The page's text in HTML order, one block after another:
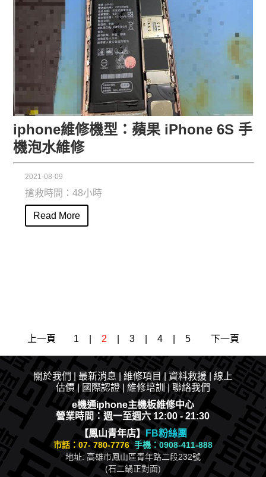
iphone維修機型：蘋果 iPhone 6S 手
機泡水維修
2021-08-09
搶救時間：48小時
Read More
上一頁 1 2 3 4 5 下一頁
關於我們|最新消息 |​維修項目|資料救援|線上
估價|國際認證| 維修培訓|聯絡我們
e機通iphone主機板維修中心
營業時間：週一至週六 12:00 - 21:30
【鳳山青年店】 FB粉絲團
市話：07- 780-7776 手機：0908-411-888
地址: 高雄市鳳山區青年路二段232號
(石二鍋正對面)